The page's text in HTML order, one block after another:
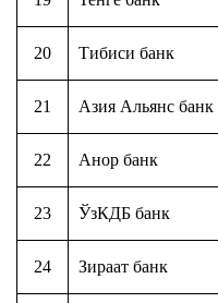
20 Тибиси банк
21 Азия Альянс банк
22 Анор банк
23 ЎзКДБ банк
24 Зираат банк